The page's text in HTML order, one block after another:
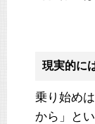
現実的に
乗り始め
から」と